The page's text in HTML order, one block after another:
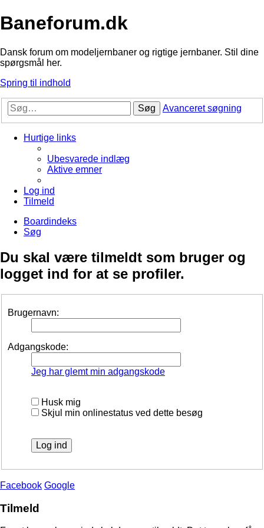
Baneforum.dk
Dansk forum om modeljernbaner og rigtige jernbaner. Stil dine
spørgsmål her.
Spring til indhold
Søg Avanceret søgning
Hurtige links
Ubesvarede indlæg
Aktive emner
Log ind
Tilmeld
Boardindeks
Søg
Du skal være tilmeldt som bruger og
logget ind for at se profiler.
Brugernavn:
Adgangskode:
Jeg har glemt min adgangskode
Husk mig
Skjul min onlinestatus ved dette besøg
Facebook Google
Tilmeld